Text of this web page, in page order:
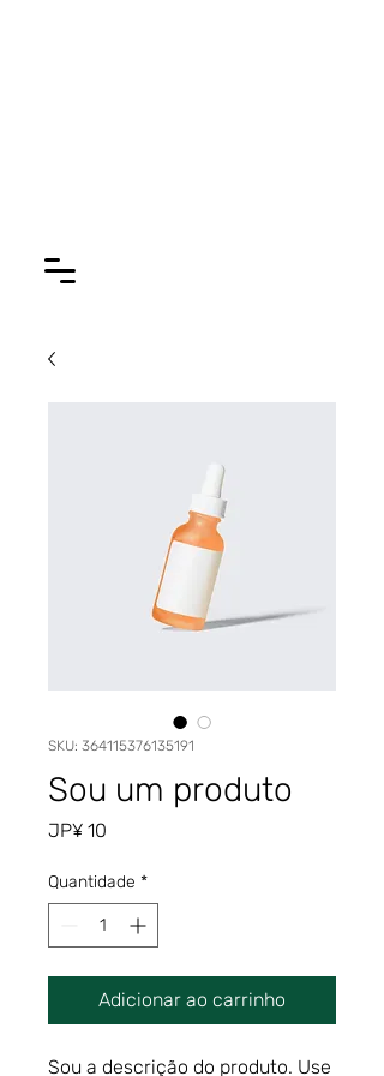
SKU: 364115376135191
Sou um produto
JP¥ 10
Quantidade *
Adicionar ao carrinho
Sou a descrição do produto. Use